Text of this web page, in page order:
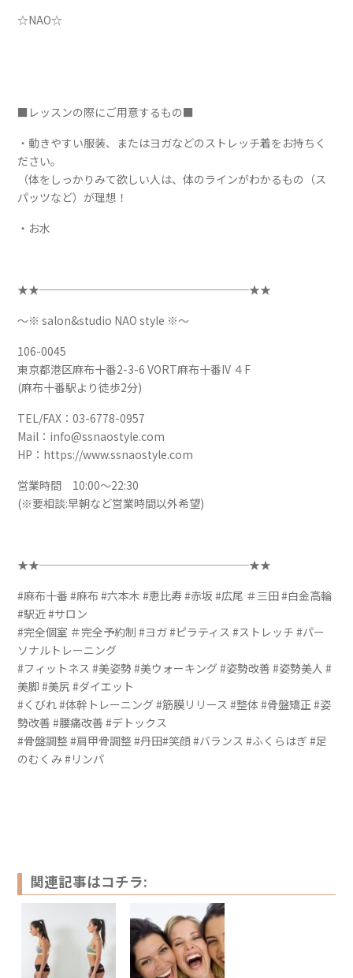
☆NAO☆
■レッスンの際にご用意するもの■
・動きやすい服装、またはヨガなどのストレッチ着をお持ちく
ださい。
（体をしっかりみて欲しい人は、体のラインがわかるもの（ス
パッツなど）が理想！
・お水
★★───────────────────★★
～※ salon&studio NAO style ※～
106-0045
東京都港区麻布十番2-3-6 VORT麻布十番IV ４F
(麻布十番駅より徒歩2分)
TEL/FAX：03-6778-0957
Mail：info@ssnaostyle.com
HP：https://www.ssnaostyle.com
営業時間 10:00～22:30
(※要相談:早朝など営業時間以外希望)
★★───────────────────★★
#麻布十番 #麻布 #六本木 #恵比寿 #赤坂 #広尾 ＃三田 #白金高輪
#駅近 #サロン
#完全個室 ＃完全予約制 #ヨガ #ピラティス #ストレッチ #パー
ソナルトレーニング
#フィットネス #美姿勢 #美ウォーキング #姿勢改善 #姿勢美人 #
美脚 #美尻 #ダイエット
#くびれ #体幹トレーニング #筋膜リリース #整体 #骨盤矯正 #姿
勢改善 #腰痛改善 #デトックス
#骨盤調整 #肩甲骨調整 #丹田#笑顔 #バランス #ふくらはぎ #足
のむくみ #リンパ
関連記事はコチラ: